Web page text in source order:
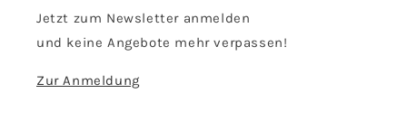
Jetzt zum Newsletter anmelden
und keine Angebote mehr verpassen!
Zur Anmeldung